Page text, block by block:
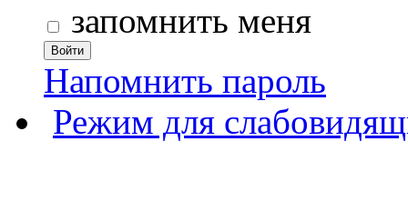
запомнить меня
Войти
Напомнить пароль
Режим для